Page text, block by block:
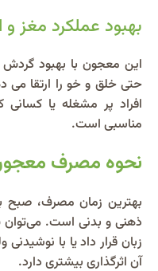
بهبود عملکرد مغز و
این معجون با بهبود
حتی خلق‌ و خو را ارتقا می‌
افراد پر مشغله یا کسانی
مناسبی است.
نحوه مصرف
بهترین زمان مصرف، صبح
ذهنی و بدنی است.
زبان قرار داد یا با
آن اثرگذاری بیشتری دارد.